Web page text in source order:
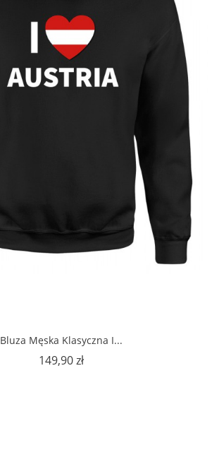
Bluza Męska Klasyczna I...
149,90 złCena